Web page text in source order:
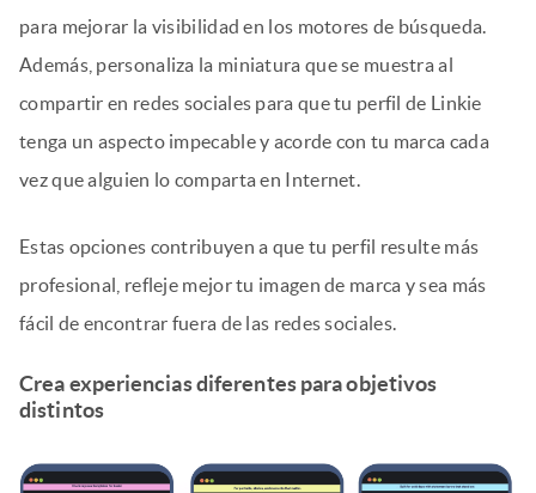
para mejorar la visibilidad en los motores de búsqueda.
Además, personaliza la miniatura que se muestra al
compartir en redes sociales para que tu perfil de Linkie
tenga un aspecto impecable y acorde con tu marca cada
vez que alguien lo comparta en Internet.
Estas opciones contribuyen a que tu perfil resulte más
profesional, refleje mejor tu imagen de marca y sea más
fácil de encontrar fuera de las redes sociales.
Crea experiencias diferentes para objetivos
distintos